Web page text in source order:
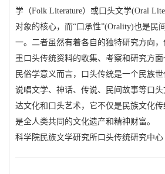
学（Folk Literature）或口头文学(Oral
对象的核心，而“口承性”(Orality)也是民
一。二者虽然有着各自的独特研究方向
重口头传统资料的收集、考察和研究方
民俗学意义而言，口头传统是一个民族世
说唱文学、神话、传说、民间故事等口
达文化和口头艺术，它不仅是民族文化
是全人类共同的文化遗产和精神财富。
科学院民族文学研究所口头传统研究中心